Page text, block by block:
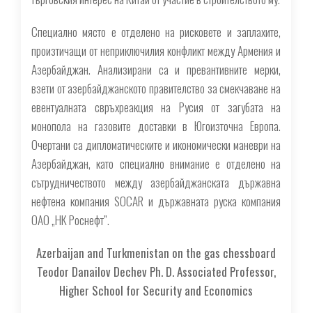
Специално място е отделено на рисковете и заплахите,
произтичащи от неприключилия конфликт между Армения и
Азербайджан. Анализирани са и превантивните мерки,
взети от азербайджанското правителство за смекчаване на
евентуалната свръхреакция на Русия от загубата на
монопола на газовите доставки в Югоизточна Европа.
Очертани са дипломатическите и икономически маневри на
Азербайджан, като специално внимание е отделено на
сътрудничеството между азербайджанската държавна
нефтена компания SOCAR и държавната руска компания
ОАО „НК Роснефт”.
Azerbaijan and Turkmenistan on the gas chessboard
Teodor Danailov Dechev Ph. D. Associated Professor,
Higher School for Security and Economics